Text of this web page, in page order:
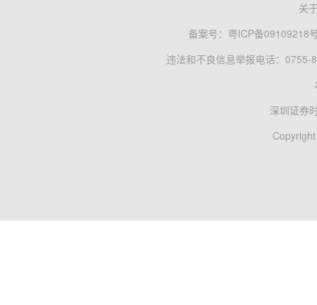
关
备案号： 粤ICP备09109218
违法和不良信息举报电话：0755-
深圳证券